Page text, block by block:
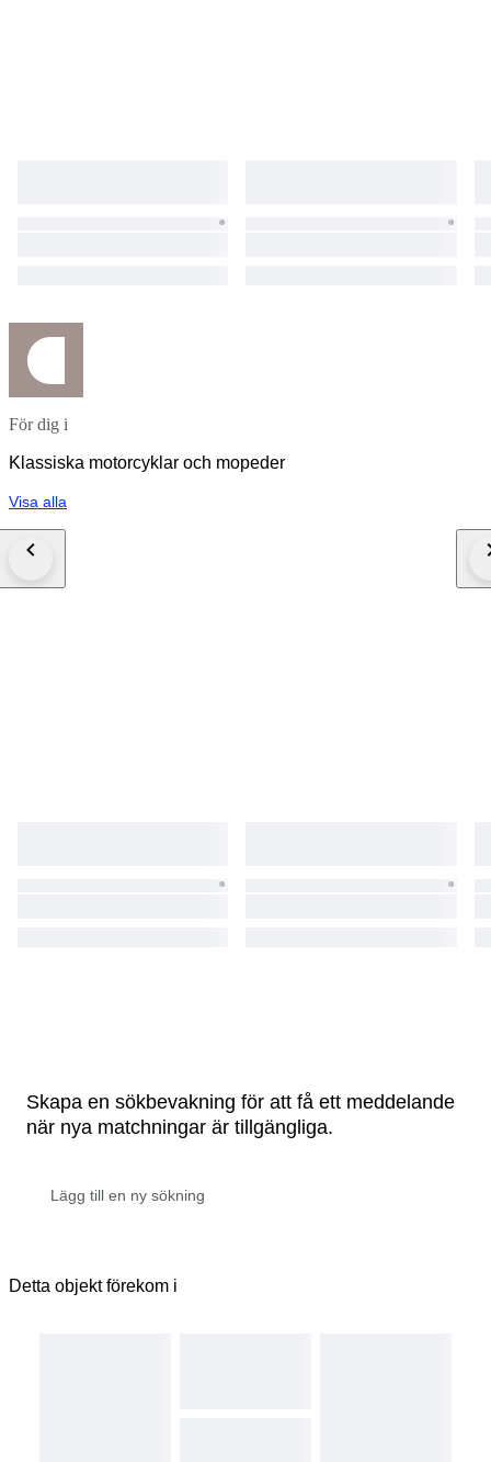
För dig i
Klassiska motorcyklar och mopeder
Visa alla
Skapa en sökbevakning för att få ett meddelande
när nya matchningar är tillgängliga.
Detta objekt förekom i